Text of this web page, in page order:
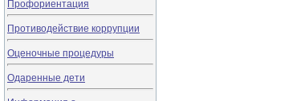
Профориентация
Противодействие коррупции
Оценочные процедуры
Одаренные дети